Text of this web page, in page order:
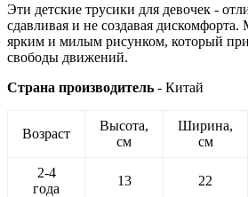
Эти детские трусики для девочек -
сдавливая и не создавая
ярким и милым рисунком, который
свободы движений.
Страна производитель - Китай
Возраст
Высота,
см
Ширина,
см
2-4
года
13 22